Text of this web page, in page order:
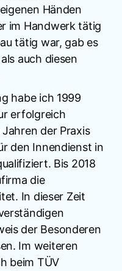
Händen
im Handwerk tätig
tätig war, gab es
auch diesen
habe ich 1999
erfolgreich
der Praxis
den Innendienst in
Bis 2018
die
In dieser Zeit
der Besonderen
Im weiteren
beim TÜV